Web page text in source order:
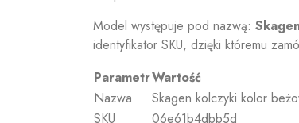
Model występuje pod nazwą:
identyfikator SKU, dzięki któremu
ParametrWartość
Nazwa
Skagen kolczyki kolor
SKU
06e61b4dbb5d